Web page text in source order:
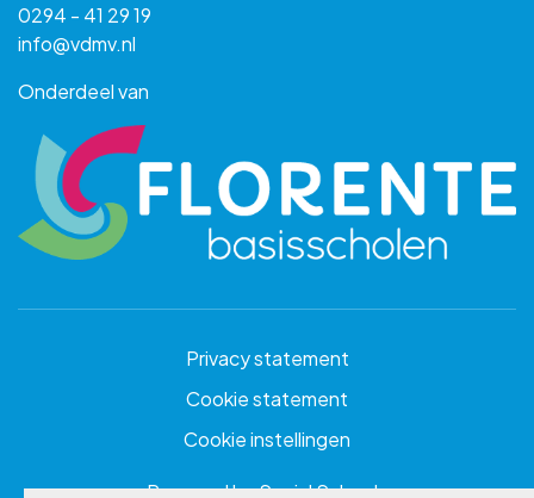
0294 - 41 29 19
info@vdmv.nl
Onderdeel van
Privacy statement
Cookie statement
Cookie instellingen
Powered bySocial Schools